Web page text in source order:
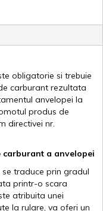
obligatorie si trebuie
carburant rezultata
anvelopei la
produs de
directivei nr.
carburant a anvelopei
traduce prin gradul
printr-o scara
atribuita unei
la rulare, va oferi un